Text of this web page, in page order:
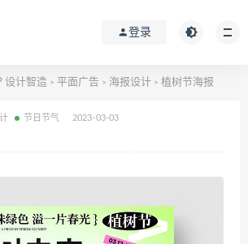
登录
设计智造 > 平面广告 > 海报设计 > 植树节海报
节日节气 2023-03-03